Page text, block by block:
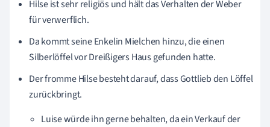
Hilse ist sehr religiös und hält das Verhalten der Weber
für verwerflich.
Da kommt seine Enkelin Mielchen hinzu, die einen
Silberlöffel vor Dreißigers Haus gefunden hatte.
Der fromme Hilse besteht darauf, dass Gottlieb den Löffel
zurückbringt.
Luise würde ihn gerne behalten, da ein Verkauf der